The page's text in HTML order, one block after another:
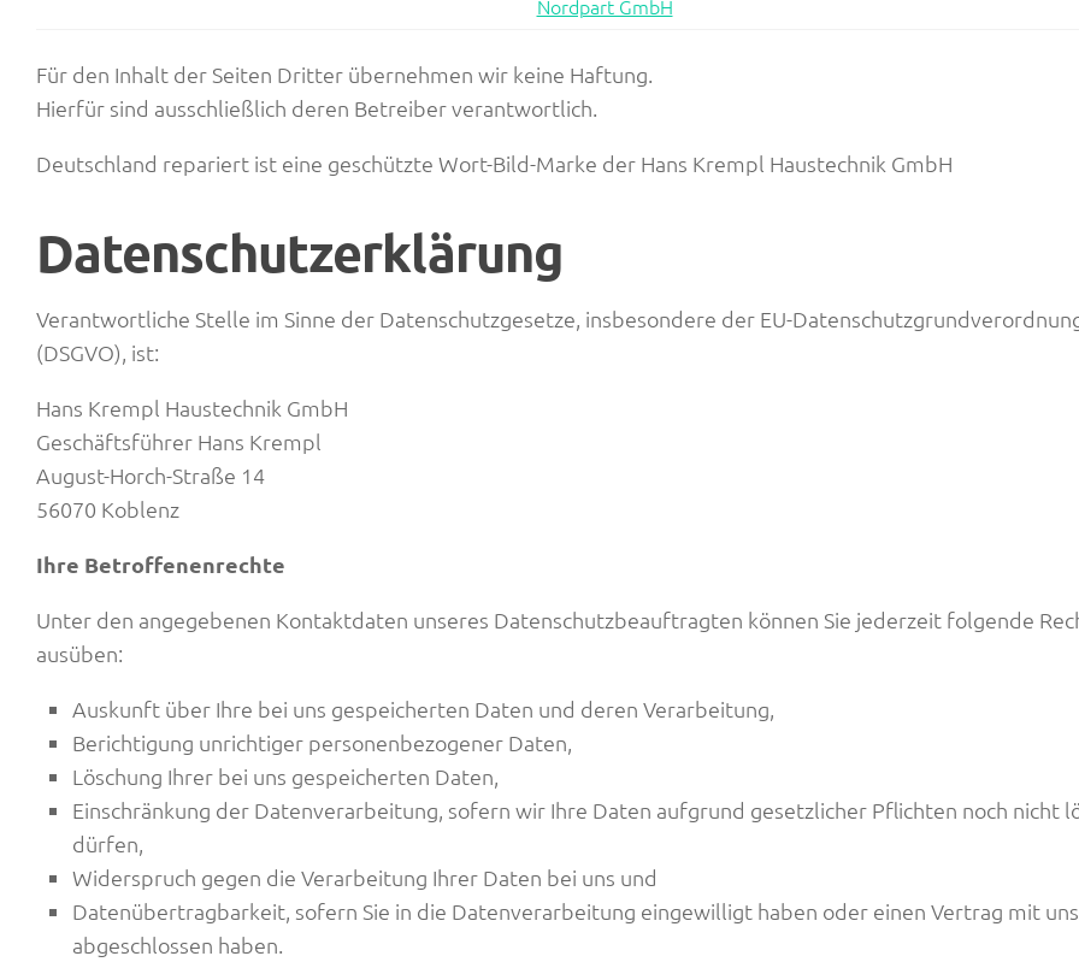
Nordpart GmbH
Für den Inhalt der Seiten Dritter übernehmen wir keine Haftung.
Hierfür sind ausschließlich deren Betreiber verantwortlich.
Deutschland repariert ist eine geschützte Wort-Bild-Marke der Hans Krempl Haustechnik GmbH
Datenschutzerklärung
Verantwortliche Stelle im Sinne der Datenschutzgesetze, insbesondere der EU-
(DSGVO), ist:
Hans Krempl Haustechnik GmbH
Geschäftsführer Hans Krempl
August-Horch-Straße 14
56070 Koblenz
Ihre Betroffenenrechte
Unter den angegebenen Kontaktdaten unseres Datenschutzbeauftragten können Sie jederzeit folgende
ausüben:
Auskunft über Ihre bei uns gespeicherten Daten und deren Verarbeitung,
Berichtigung unrichtiger personenbezogener Daten,
Löschung Ihrer bei uns gespeicherten Daten,
Einschränkung der Datenverarbeitung, sofern wir Ihre Daten aufgrund gesetzlicher Pflichten noch nicht
dürfen,
Widerspruch gegen die Verarbeitung Ihrer Daten bei uns und
Datenübertragbarkeit, sofern Sie in die Datenverarbeitung eingewilligt haben oder einen Vertrag mit uns
abgeschlossen haben.